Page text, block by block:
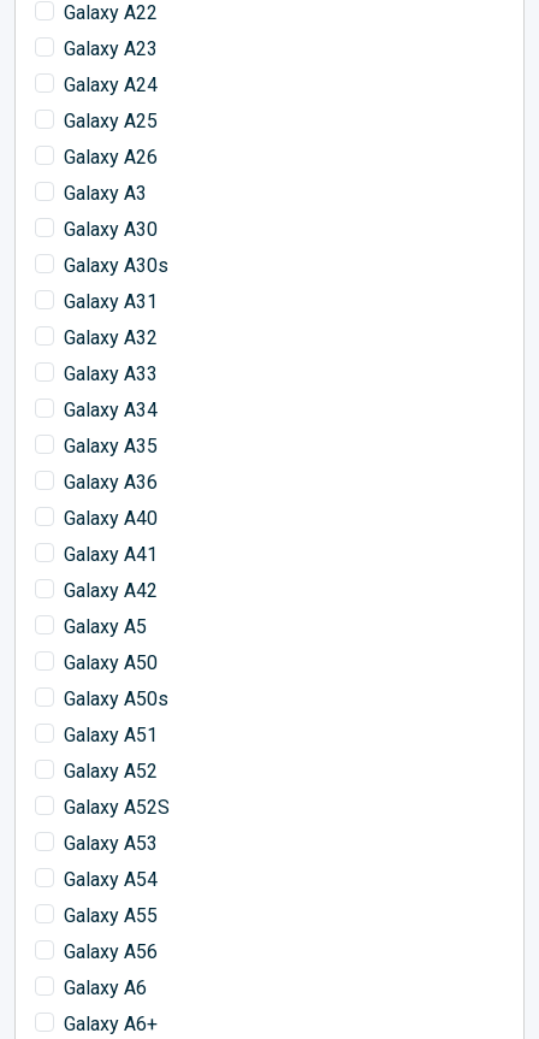
Galaxy A22
Galaxy A23
Galaxy A24
Galaxy A25
Galaxy A26
Galaxy A3
Galaxy A30
Galaxy A30s
Galaxy A31
Galaxy A32
Galaxy A33
Galaxy A34
Galaxy A35
Galaxy A36
Galaxy A40
Galaxy A41
Galaxy A42
Galaxy A5
Galaxy A50
Galaxy A50s
Galaxy A51
Galaxy A52
Galaxy A52S
Galaxy A53
Galaxy A54
Galaxy A55
Galaxy A56
Galaxy A6
Galaxy A6+